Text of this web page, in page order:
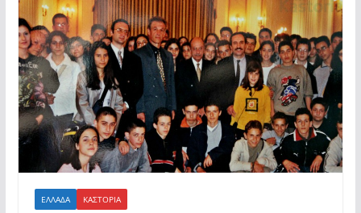
ΕΛΛΆΔΑ ΚΑΣΤΟΡΙΆ